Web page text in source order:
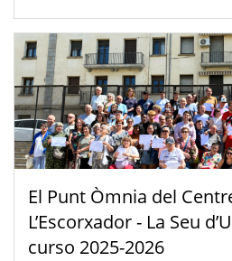
El Punt Òmnia del
L’Escorxador - La Seu
curso 2025-2026